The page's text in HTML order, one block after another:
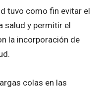
tuvo como fin evitar el
salud y permitir el
la incorporación de
colas en las